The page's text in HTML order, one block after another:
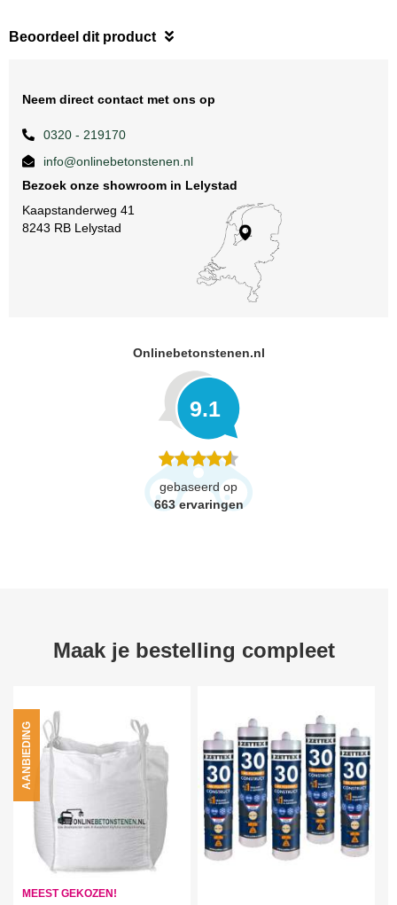
Beoordeel dit product
Neem direct contact met ons op
0320 - 219170
info@onlinebetonstenen.nl
Bezoek onze showroom in Lelystad
Kaapstanderweg 41
8243 RB Lelystad
Onlinebetonstenen.nl
9.1
gebaseerd op
663 ervaringen
Maak je bestelling compleet
MEEST GEKOZEN!
AANBIEDING